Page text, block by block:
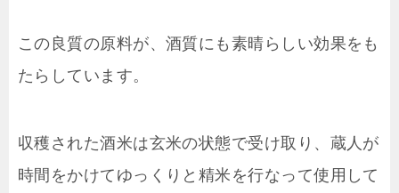
この良質の原料が、酒質にも素晴らしい効果をも
たらしています。
収穫された酒米は玄米の状態で受け取り、蔵人が
時間をかけてゆっくりと精米を行なって使用して